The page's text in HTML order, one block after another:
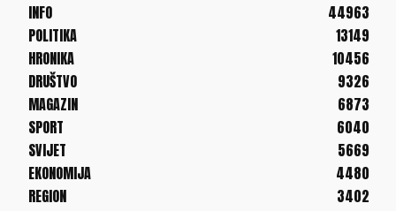
INFO
44963
POLITIKA
13149
HRONIKA
10456
DRUŠTVO
9326
MAGAZIN
6873
SPORT
6040
SVIJET
5669
EKONOMIJA
4480
REGION
3402